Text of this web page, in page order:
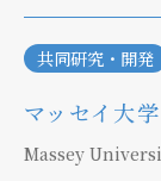
FAQ
未来貢献
企業情報
共同研究・開発
マッセイ大学
Massey